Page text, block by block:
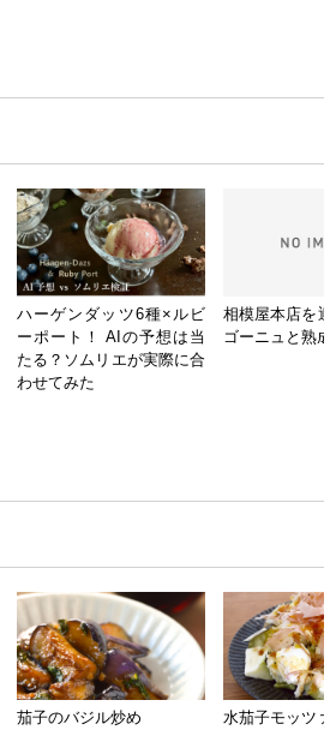
ハーゲンダッツ6種×ルビ
ーポート！ AIの予想は当
たる？ソムリエが実際に合
わせてみた
相模屋本店を
ゴーニュと熟
茄子のバジル炒め 水茄子モッツァ